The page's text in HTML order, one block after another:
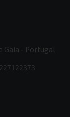
Gaia - Portugal